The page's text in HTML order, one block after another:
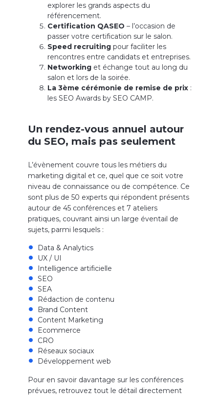
explorer les grands aspects du
référencement.
Certification QASEO – l’occasion de
passer votre certification sur le salon.
Speed recruitingpour faciliter les
rencontres entre candidats et entreprises.
Networkinget échange tout au long du
salon et lors de la soirée.
La 3ème cérémonie de remise de prix:
les SEO Awards by SEO CAMP.
Un rendez-vous annuel autour
du SEO, mais pas seulement
L’évènement couvre tous les métiers du
marketing digital et ce, quel que ce soit votre
niveau de connaissance ou de compétence. Ce
sont plus de 50 experts qui répondent présents
autour de 45 conférences et 7 ateliers
pratiques, couvrant ainsi un large éventail de
sujets, parmi lesquels :
Data & Analytics
UX / UI
Intelligence artificielle
SEO
SEA
Rédaction de contenu
Brand Content
Content Marketing
Ecommerce
CRO
Réseaux sociaux
Développement web
Pour en savoir davantage sur les conférences
prévues, retrouvez tout le détail directement